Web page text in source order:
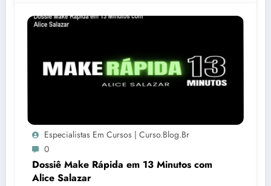
Especialistas Em Cursos | Curso.blog.br
0
Dossiê Make Rápida em 13 Minutos com
Alice Salazar